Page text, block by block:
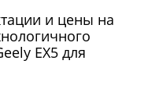
и цены на
EX5 для